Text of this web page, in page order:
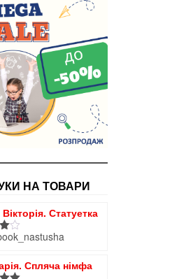
НА ТОВАРИ
Статуетка
Спляча німфа